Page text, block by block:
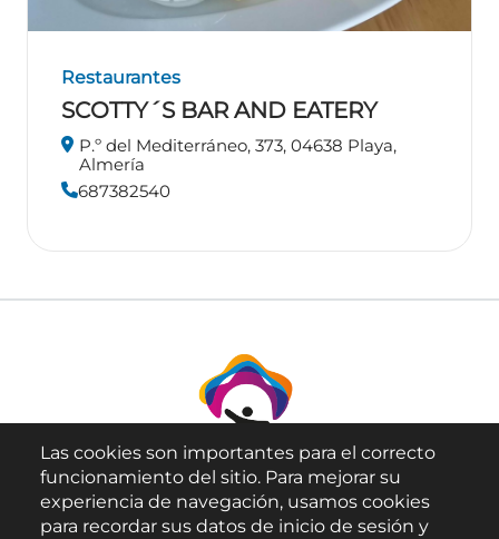
Restaurantes
SCOTTY´S BAR AND EATERY
P.º del Mediterráneo, 373, 04638 Playa,
Almería
687382540
Las cookies son importantes para el correcto
funcionamiento del sitio. Para mejorar su
experiencia de navegación, usamos cookies
para recordar sus datos de inicio de sesión y